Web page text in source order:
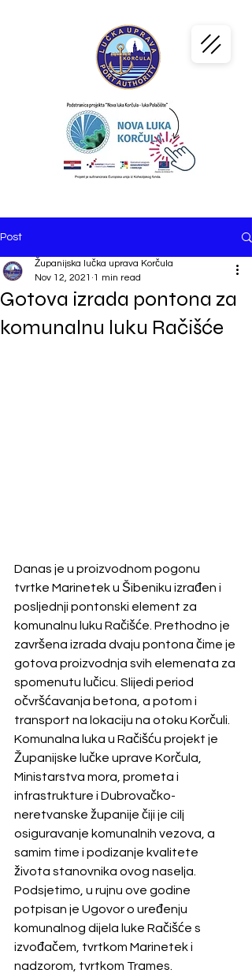
PORTKORČULA
Post
Gotova izrada pontona za
komunalnu luku Račišće
Županijska lučka uprava Korčula
Nov 12, 2021 1 min read
Danas je u proizvodnom pogonu
tvrtke Marinetek u Šibeniku izrađen i
posljednji pontonski element za
komunalnu luku Račišće. Prethodno je
završena izrada dvaju pontona čime je
gotova proizvodnja svih elemenata za
spomenutu lučicu. Slijedi period
očvršćavanja betona, a potom i
transport na lokaciju na otoku Korčuli.
Komunalna luka u Račišću projekt je
Županijske lučke uprave Korčula,
Ministarstva mora, prometa i
infrastrukture i Dubrovačko-
neretvanske županije čiji je cilj
osiguravanje komunalnih vezova, a
samim time i podizanje kvalitete
života stanovnika ovog naselja.
Podsjetimo, u rujnu ove godine
potpisan je Ugovor o uređenju
komunalnog dijela luke Račišće s
izvođačem, tvrtkom Marinetek i
nadzorom, tvrtkom Trames.